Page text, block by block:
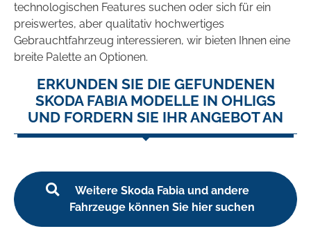
technologischen Features suchen oder sich für ein
preiswertes, aber qualitativ hochwertiges
Gebrauchtfahrzeug interessieren, wir bieten Ihnen eine
breite Palette an Optionen.
ERKUNDEN SIE DIE GEFUNDENEN
SKODA FABIA MODELLE IN OHLIGS
UND FORDERN SIE IHR ANGEBOT AN
Weitere Skoda Fabia und andere
Fahrzeuge können Sie hier suchen